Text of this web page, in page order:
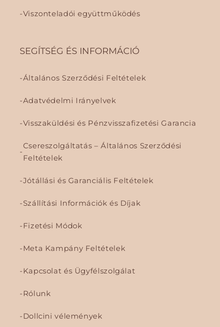
Viszonteladói együttműködés
SEGÍTSÉG ÉS INFORMÁCIÓ
Általános Szerződési Feltételek
Adatvédelmi Irányelvek
Visszaküldési és Pénzvisszafizetési Garancia
Csereszolgáltatás – Általános Szerződési
Feltételek
Jótállási és Garanciális Feltételek
Szállítási Információk és Díjak
Fizetési Módok
Meta Kampány Feltételek
Kapcsolat és Ügyfélszolgálat
Rólunk
Dollcini vélemények